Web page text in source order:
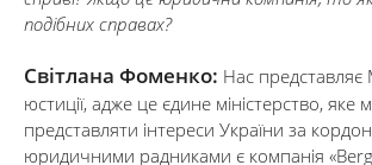
подібних справах?
Світлана Фоменко: Нас представляє
юстиції, адже це єдине міністерство, яке
представляти інтереси України за
юридичними радниками є компанія